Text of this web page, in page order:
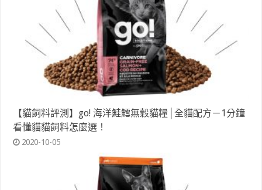
【貓飼料評測】go! 海洋鮭鱈無穀貓糧│全貓配方－1分鐘
看懂貓貓飼料怎麼選！
2020-10-05